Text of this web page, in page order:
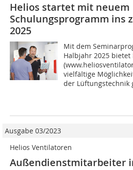
Helios startet mit neuem
Schulungsprogramm ins
2025
Mit dem
Halbjahr 2025
vielfältige
der Lüftungstechnik
Ausgabe 03/2023
Helios Ventilatoren
Außendienstmitarbeiter